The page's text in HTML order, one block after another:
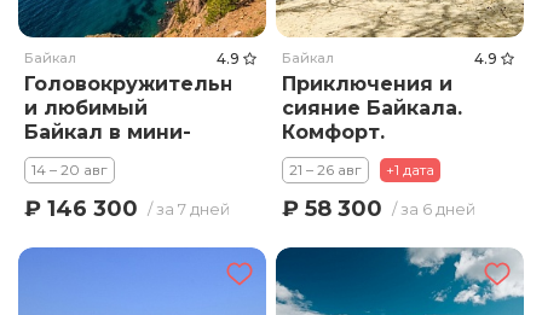
Байкал 4.9
Головокружительный
и любимый
Байкал в мини-
группе. Отели до
4*! Иркутск –
Ольхон – Хобой -
орда – Листвянка
14 – 20 авг
₽ 146 300 / за 7 дней
Байкал 4.9
Приключения и
сияние Байкала.
Комфорт.
Иркутск–Малое
море–Ольхон -
Хобой и мн. др.
21 – 26 авг +1 дата
₽ 58 300 / за 6 дней